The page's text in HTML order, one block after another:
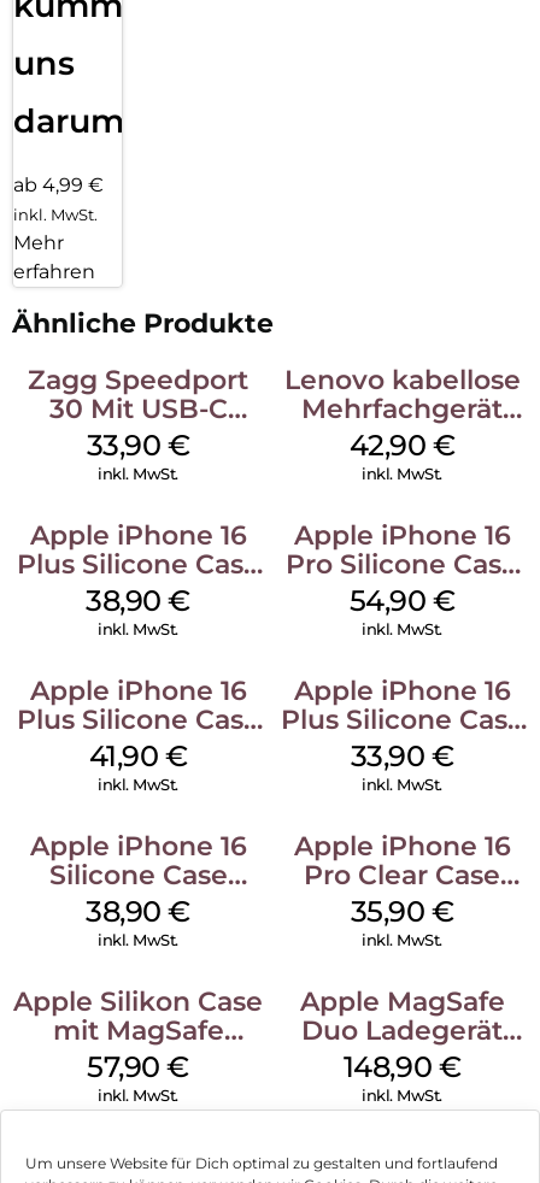
Um unsere Website für Dich optimal zu gestalten und fortlaufend
uns
darum!
ab 4,99 €
inkl. MwSt.
Mehr
erfahren
Ähnliche Produkte
Zagg Speedport
30 Mit USB-C
Kabel Weiß
33,90 €
inkl. MwSt.
Lenovo kabellose
Mehrfachgerät
Luna Grey
42,90 €
inkl. MwSt.
Apple iPhone 16
Plus Silicone Case
MagSafe Denim
38,90€
inkl. MwSt.
Apple iPhone 16
Pro Silicone Case
MagSafe Black
54,90 €
inkl. MwSt.
Apple iPhone 16
Plus Silicone Case
MagSafe Stone
Gray
41,90 €
inkl. MwSt.
Apple iPhone 16
Plus Silicone Case
MagSafe Lake
Green
33,90 €
inkl. MwSt.
Apple iPhone 16
Silicone Case
MagSafe
Ultramarine
38,90€
inkl. MwSt.
Apple iPhone 16
Pro Clear Case
MagSafe
Transparent
35,90 €
inkl. MwSt.
Apple Silikon Case
mit MagSafe
iPhone 14 Pro
(PRODUCT)RED
57,90€
inkl. MwSt.
Apple MagSafe
Duo Ladegerät
Weiß
148,90 €
inkl. MwSt.